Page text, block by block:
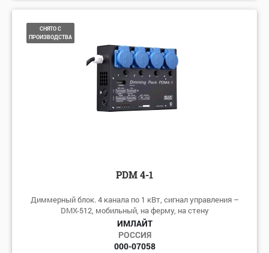
СНЯТО С
ПРОИЗВОДСТВА
PDM 4-1
Диммерный блок. 4 канала по 1 кВт, сигнал управления –
DMX-512, мобильный, на ферму, на стену
ИМЛАЙТ
РОССИЯ
000-07058